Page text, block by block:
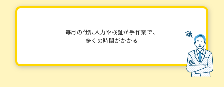
毎月の仕訳入力や検証が手作業で、
多くの時間がかかる